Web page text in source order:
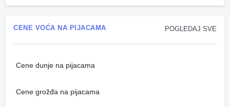
POGLEDAJ SVE
CENE VOĆA NA PIJACAMA
Cene dunje na pijacama
Cene grožđa na pijacama